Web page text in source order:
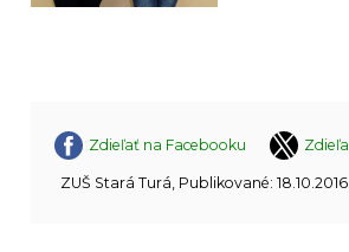
Zdieľať na Facebooku
ZUŠ Stará Turá, Publikované: 18.10.2016